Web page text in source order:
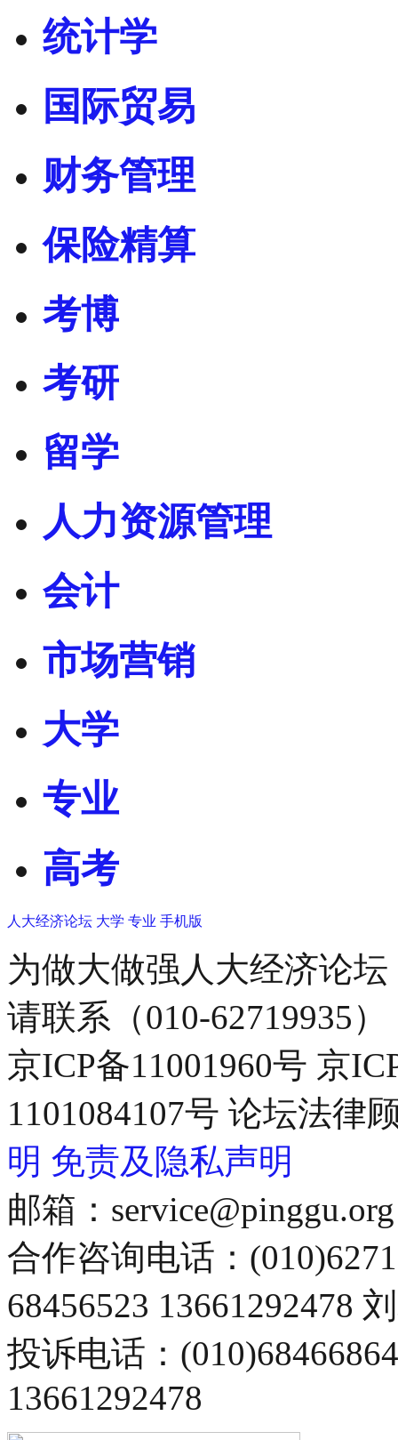
统计学
国际贸易
财务管理
保险精算
考博
考研
留学
人力资源管理
会计
市场营销
大学
专业
高考
人大经济论坛 大学 专业 手机版
为做大做强人大经济论
请联系（010-62719935）
京ICP备11001960号 京
1101084107号 论坛法律
明 免责及隐私声明
邮箱：service@pinggu.org
合作咨询电话：
68456523 13661292478
投诉电话：
13661292478